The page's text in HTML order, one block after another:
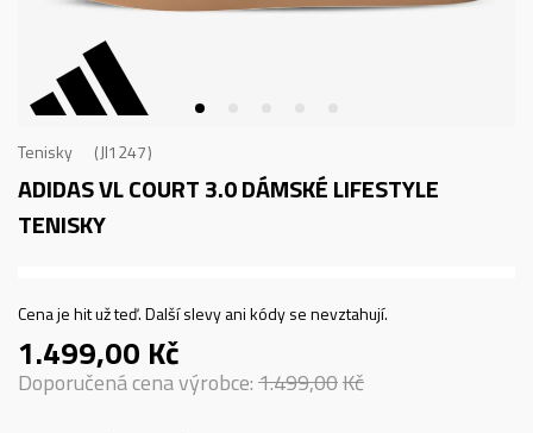
Tenisky JI1247
ADIDAS VL COURT 3.0DÁMSKÉ LIFESTYLE
TENISKY
Cena je hit už teď. Další slevy ani kódy se nevztahují.
1.499,00 Kč
Doporučená cena výrobce:1.499,00Kč